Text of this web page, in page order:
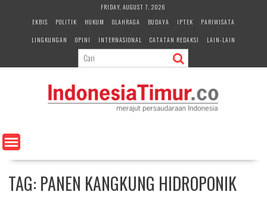
e
n
FRIDAY, AUGUST 7, 2026
EKBIS
POLITIK HUKUM OLAHRAGA BUDAYA IPTEK
PARIWISATA
LINGKUNGAN
OPINI INTERNASIONAL CATATAN REDAKSI LAIN-LAIN
TAG: PANEN KANGKUNG HIDROPONIK